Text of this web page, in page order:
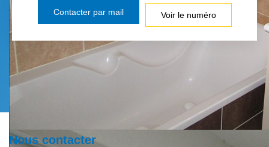
Contacter par mail Voir le numéro
Nous contacter